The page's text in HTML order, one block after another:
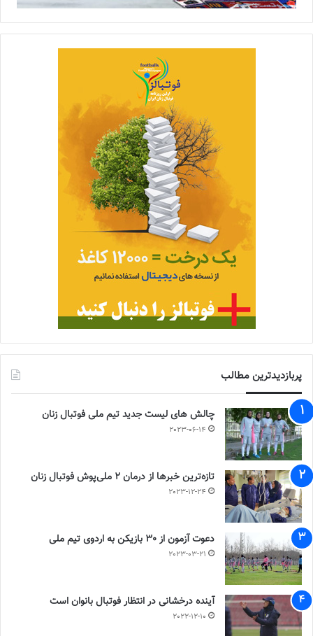
پربازدیدترین مطالب
چالش هاى ليست جدید تيم ملى فوتبال زنان
2023-06-14
تازه‌ترین خبرها از درمان ۲ ملی‌پوش فوتبال زنان
2023-12-24
دعوت آزمون از 30 بازیکن به اردوی تیم ملی
2023-03-21
آینده درخشانی در انتظار فوتبال بانوان است
2022-12-10